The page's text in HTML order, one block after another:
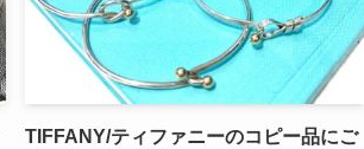
TIFFANY/ティファニーのコピー品にご